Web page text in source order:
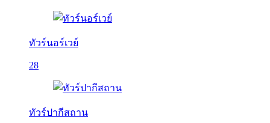
ทัวร์นอร์เวย์
28
ทัวร์ปากีสถาน